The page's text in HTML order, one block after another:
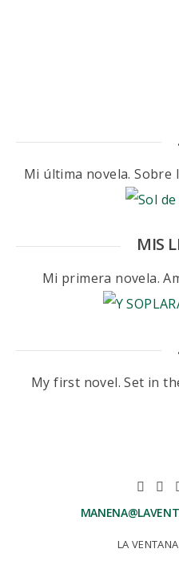
Mi última novela. Sobre
MIS
Mi primera novela.
My first novel. Set in
LA